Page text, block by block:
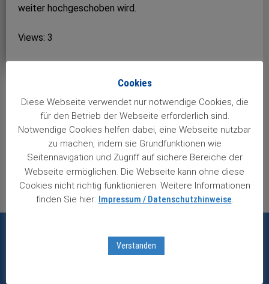
weiter hochgeschoben wird.
Views: 3
navigation
Nächster Beitrag
Church & Dwight: Rückschlag aufgeholt
Vorheriger Beitrag
Gilead verstärkt Krebssparte
Die neuesten Einschätzungen zu unseren 85
Cookies
Diese Webseite verwendet nur notwendige Cookies, die
für den Betrieb der Webseite erforderlich sind.
Notwendige Cookies helfen dabei, eine Webseite nutzbar
zu machen, indem sie Grundfunktionen wie
Seitennavigation und Zugriff auf sichere Bereiche der
Webseite ermöglichen. Die Webseite kann ohne diese
Cookies nicht richtig funktionieren. Weitere Informationen
finden Sie hier: Impressum / Datenschutzhinweise
Verstanden